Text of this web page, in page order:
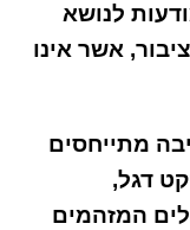
לנושא
אשר אינו
מתייחסים
דגל,
המזהמים